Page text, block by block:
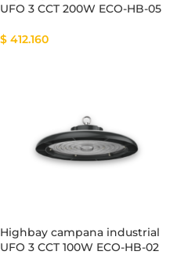
UFO 3 CCT 200W ECO-HB-05
$ 412.160
Highbay campana industrial
UFO 3 CCT 100W ECO-HB-02